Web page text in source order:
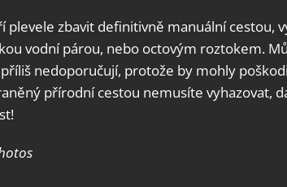
plevele zbavit definitivně manuální cestou,
vodní párou, nebo octovým roztokem.
nedoporučují, protože by mohly
přírodní cestou nemusíte vyhazovat,